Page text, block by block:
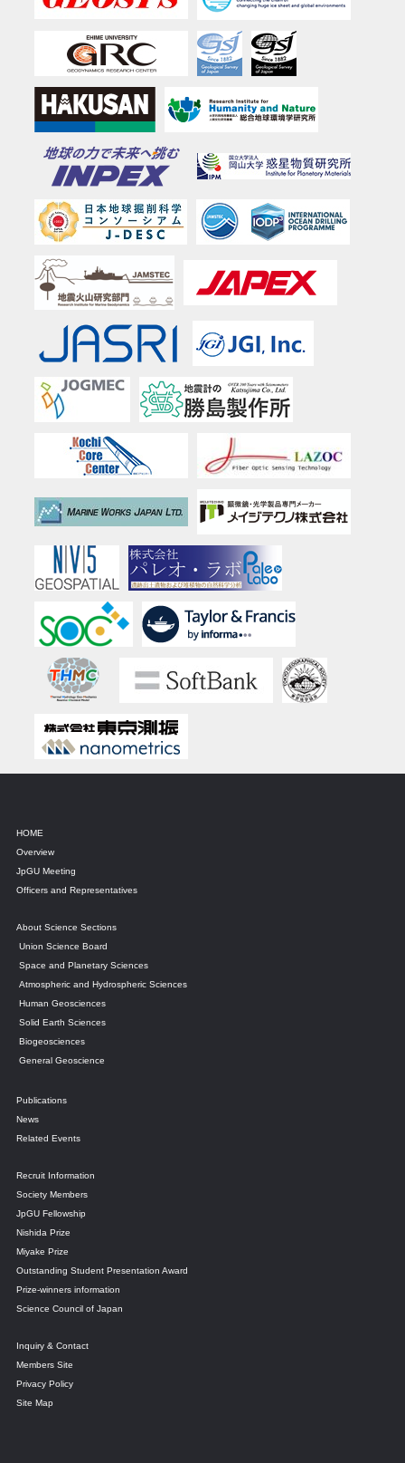
HOME
Overview
JpGU Meeting
Officers and Representatives
About Science Sections
Union Science Board
Space and Planetary Sciences
Atmospheric and Hydrospheric Sciences
Human Geosciences
Solid Earth Sciences
Biogeosciences
General Geoscience
Publications
News
Related Events
Recruit Information
Society Members
JpGU Fellowship
Nishida Prize
Miyake Prize
Outstanding Student Presentation Award
Prize-winners information
Science Council of Japan
Inquiry & Contact
Members Site
Privacy Policy
Site Map